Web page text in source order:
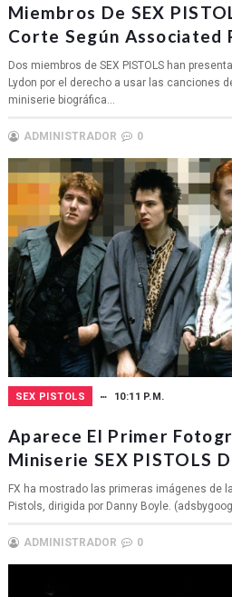
Miembros De SEX
Corte Según Associated
Dos miembros de SEX PISTOLS han
Lydon por el derecho a usar las canciones
miniserie biográfica...
ADMINISTRADOR 0
SEX PISTOLS 10:11 P.M.
Aparece El Primer
Miniserie SEX PISTOLS
FX ha mostrado las primeras imágenes de
Pistols, dirigida por Danny Boyle.
ADMINISTRADOR 0